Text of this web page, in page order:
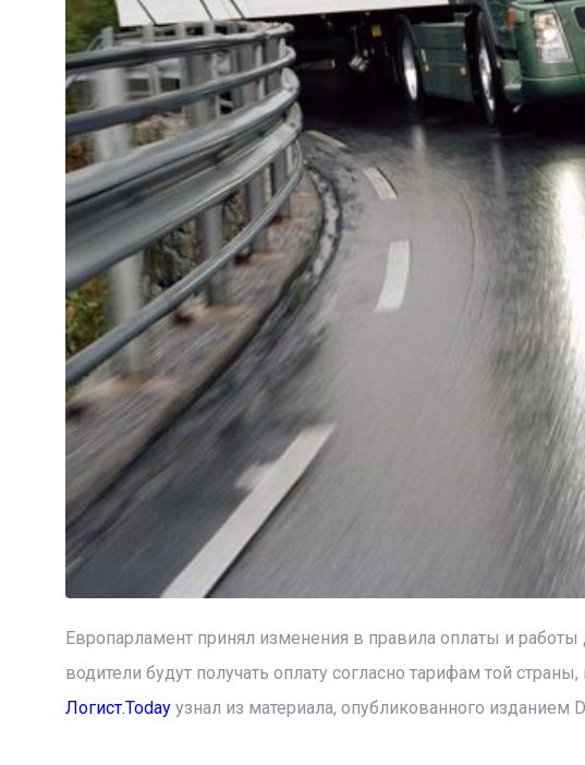
Европарламент принял изменения в правила оплаты и
водители будут получать оплату согласно тарифам той
Логист.Todayузнал из материала, опубликованного изданием